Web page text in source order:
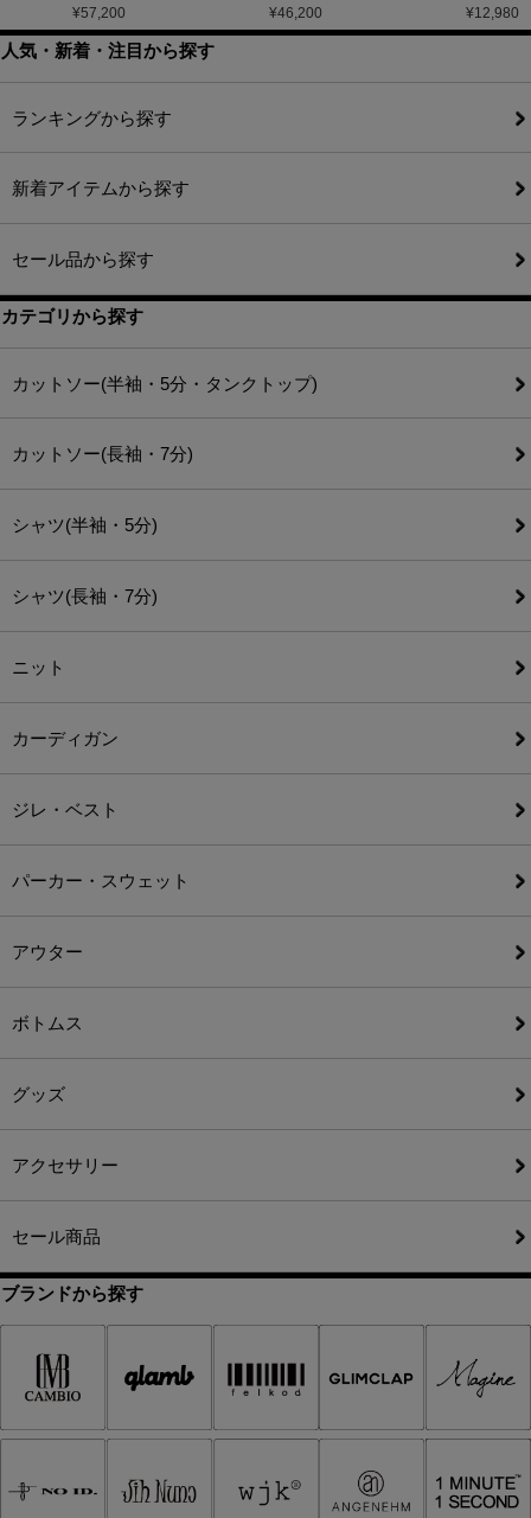
¥57,200
¥46,200 ¥12,980
人気・新着・注目から探す
ランキングから探す
新着アイテムから探す
セール品から探す
カテゴリから探す
カットソー(半袖・5分・タンクトップ)
カットソー(長袖・7分)
シャツ(半袖・5分)
シャツ(長袖・7分)
ニット
カーディガン
ジレ・ベスト
パーカー・スウェット
アウター
ボトムス
グッズ
アクセサリー
セール商品
ブランドから探す